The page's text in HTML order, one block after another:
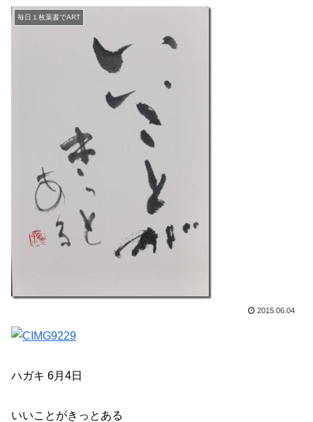
毎日１枚葉書でART
2015.06.04
ハガキ 6月4日
いいことがきっとある